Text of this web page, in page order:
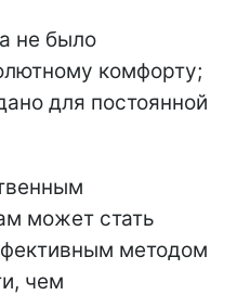
не было
комфорту;
для постоянной
может стать
методом
чем